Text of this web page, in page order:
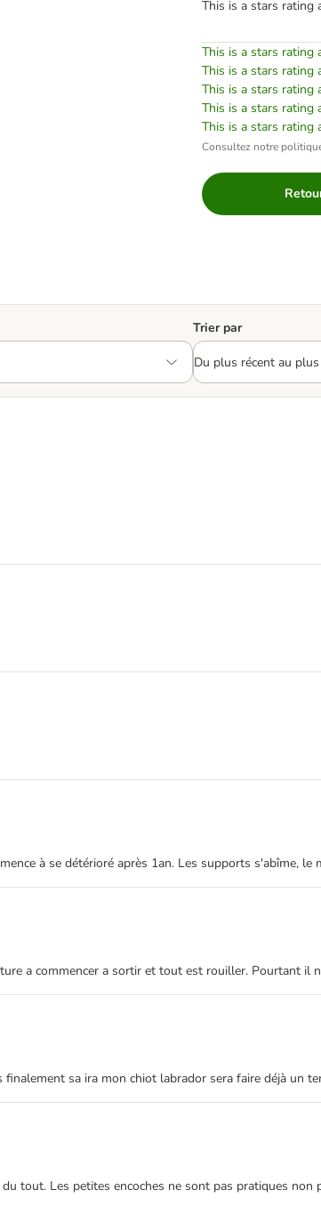
This is a stars rating
This is a stars rating
This is a stars rating
This is a stars rating
This is a stars rating
This is a stars rating
Consultez notre
Trier par
à se détérioré après 1an. Les supports s'abîme, le
a commencer a sortir et tout est rouiller. Pourtant il
sa ira mon chiot labrador sera faire déjà un
tout. Les petites encoches ne sont pas pratiques